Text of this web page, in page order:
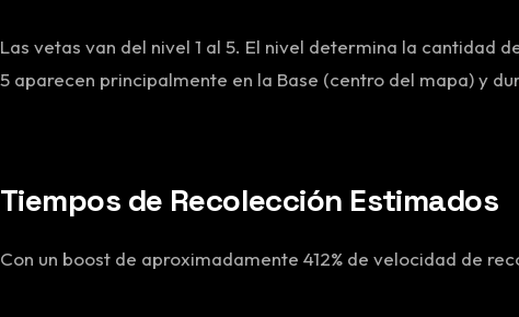
Las vetas van del nivel 1 al 5. El nivel determina la cantidad
5 aparecen principalmente en la Base (centro del mapa) y
Tiempos de Recolección Estimados
Con un boost de aproximadamente 412% de velocidad de